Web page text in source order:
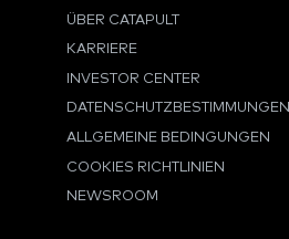
ÜBER CATAPULT
KARRIERE
INVESTOR CENTER
DATENSCHUTZBESTIMMUNGEN
ALLGEMEINE BEDINGUNGEN
COOKIES RICHTLINIEN
NEWSROOM